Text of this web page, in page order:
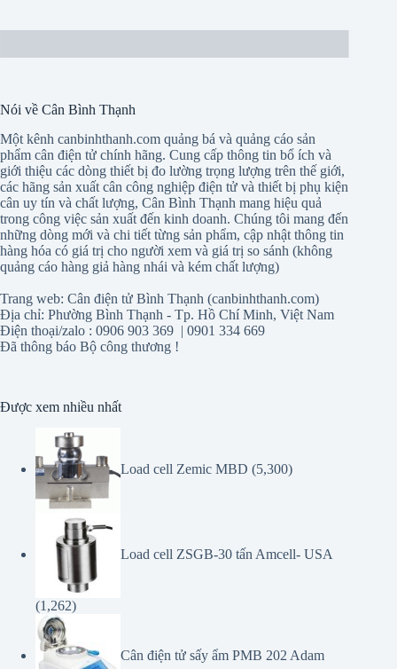
Nói về Cân Bình Thạnh
Một kênh canbinhthanh.com quảng bá và quảng cáo sản
phẩm cân điện tử chính hãng. Cung cấp thông tin bổ ích và
giới thiệu các dòng thiết bị đo lường trọng lượng trên thế giới,
các hãng sản xuất cân công nghiệp điện tử và thiết bị phụ kiện
cân uy tín và chất lượng, Cân Bình Thạnh mang hiệu quả
trong công việc sản xuất đến kinh doanh. Chúng tôi mang đến
những dòng mới và chi tiết từng sản phẩm, cập nhật thông tin
hàng hóa có giá trị cho người xem và giá trị so sánh (không
quảng cáo hàng giả hàng nhái và kém chất lượng)
Trang web: Cân điện tử Bình Thạnh (canbinhthanh.com)
Địa chỉ: Phường Bình Thạnh - Tp. Hồ Chí Minh, Việt Nam
Điện thoại/zalo : 0906 903 369 | 0901 334 669
Đã thông báo Bộ công thương !
Được xem nhiều nhất
Load cell Zemic MBD (5,300)
Load cell ZSGB-30 tấn Amcell- USA
(1,262)
Cân điện tử sấy ẩm PMB 202 Adam